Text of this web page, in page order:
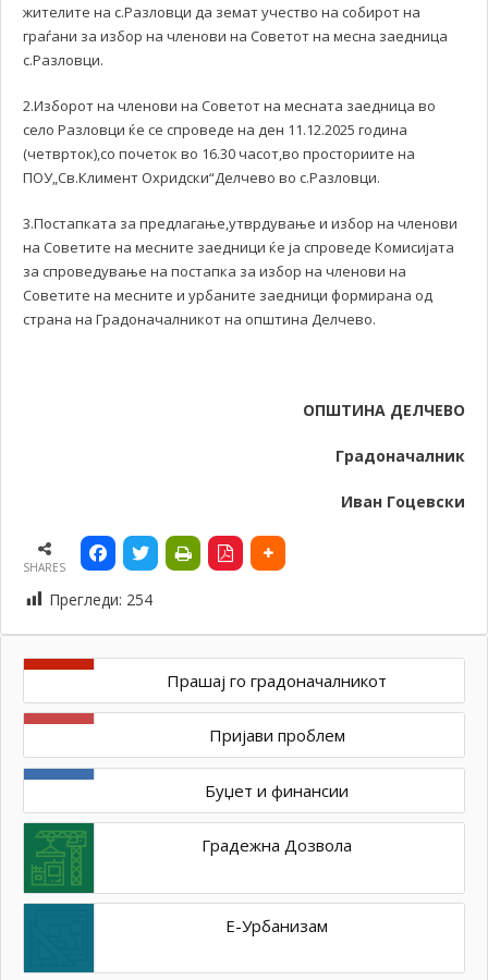
жителите на с.Разловци да земат учество на собирот на
граѓани за избор на членови на Советот на месна заедница
с.Разловци.
2.Изборот на членови на Советот на месната заедница во
село Разловци ќе се спроведе на ден 11.12.2025 година
(четврток),со почеток во 16.30 часот,во просториите на
ПОУ„Св.Климент Охридски“Делчево во с.Разловци.
3.Постапката за предлагање,утврдување и избор на членови
на Советите на месните заедници ќе ја спроведе Комисијата
за спроведување на постапка за избор на членови на
Советите на месните и урбаните заедници формирана од
страна на Градоначалникот на општина Делчево.
ОПШТИНА ДЕЛЧЕВО
Градоначалник
Иван Гоцевски
SHARES
Прегледи: 254
Прашај го градоначалникот
Пријави проблем
Буџет и финансии
Градежна Дозвола
Е-Урбанизам